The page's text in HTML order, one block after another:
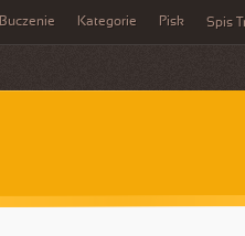
Buczenie Kategorie Pisk Spis